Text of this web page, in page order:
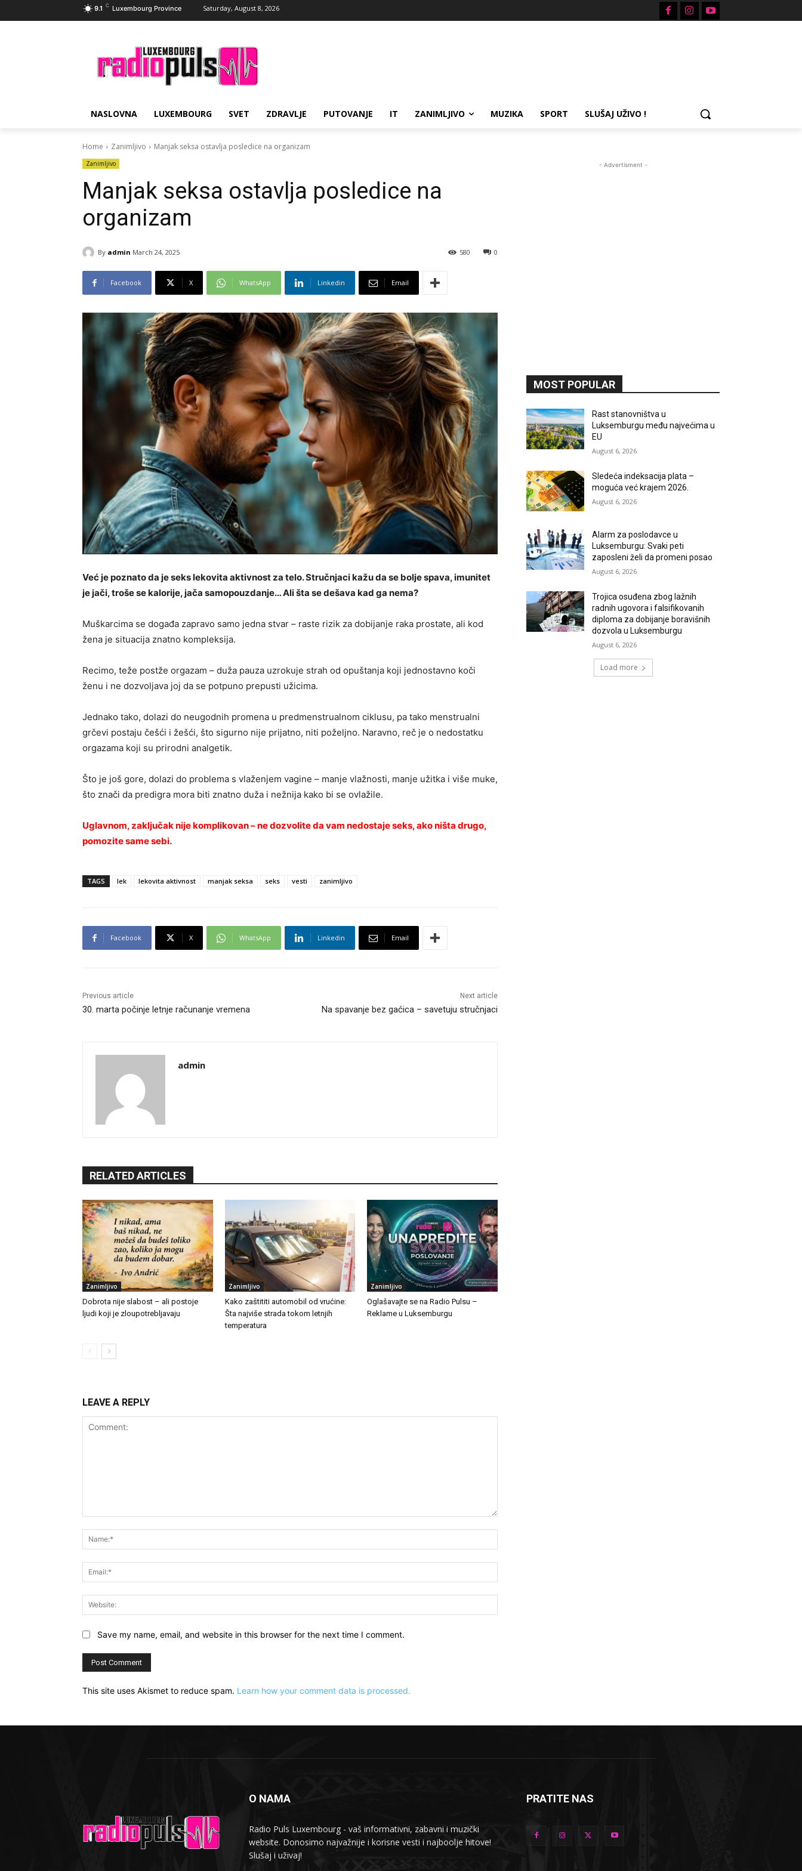
9.1 C Luxembourg Province Saturday, August 8, 2026
NASLOVNA LUXEMBOURG SVET ZDRAVLJE PUTOVANJE IT ZANIMLJIVO MUZIKA SPORT SLUŠAJ UŽIVO !
Home Zanimljivo Manjak seksa ostavlja posledice na organizam
Zanimljivo
Manjak seksa ostavlja posledice na
organizam
By admin March 24, 2025 0
580
Facebook X WhatsApp Linkedin Email
Već je poznato da je seks lekovita aktivnost za telo. Stručnjaci kažu da se bolje spava, imunitet
je jači, troše se kalorije, jača samopouzdanje… Ali šta se dešava kad ga nema?
Muškarcima se događa zapravo samo jedna stvar – raste rizik za dobijanje raka prostate, ali kod
žena je situacija znatno kompleksija.
Recimo, teže postže orgazam – duža pauza uzrokuje strah od opuštanja koji jednostavno koči
ženu i ne dozvoljava joj da se potpuno prepusti užicima.
Jednako tako, dolazi do neugodnih promena u predmenstrualnom ciklusu, pa tako menstrualni
grčevi postaju češći i žešći, što sigurno nije prijatno, niti poželjno. Naravno, reč je o nedostatku
orgazama koji su prirodni analgetik.
Što je još gore, dolazi do problema s vlaženjem vagine – manje vlažnosti, manje užitka i više muke,
što znači da predigra mora biti znatno duža i nežnija kako bi se ovlažile.
Uglavnom, zaključak nije komplikovan – ne dozvolite da vam nedostaje seks, ako ništa drugo,
pomozite same sebi.
TAGS lek lekovita aktivnost manjak seksa seks vesti zanimljivo
Facebook X WhatsApp Linkedin Email
Previous article
30. marta počinje letnje računanje vremena
Next article
Na spavanje bez gaćica – savetuju stručnjaci
admin
RELATED ARTICLES
Zanimljivo
Dobrota nije slabost – ali postoje
ljudi koji je zloupotrebljavaju
Zanimljivo
Kako zaštititi automobil od vrućine:
Šta najviše strada tokom letnjih
temperatura
Zanimljivo
Oglašavajte se na Radio Pulsu –
Reklame u Luksemburgu
LEAVE A REPLY
Save my name, email, and website in this browser for the next time I comment.
This site uses Akismet to reduce spam. Learn how your comment data is processed.
- Advertisment -
MOST POPULAR
Rast stanovništva u
Luksemburgu među najvećima u
EU
August 6, 2026
Sledeća indeksacija plata –
moguća već krajem 2026.
August 6, 2026
Alarm za poslodavce u
Luksemburgu: Svaki peti
zaposleni želi da promeni posao
August 6, 2026
Trojica osuđena zbog lažnih
radnih ugovora i falsifikovanih
diploma za dobijanje boravišnih
dozvola u Luksemburgu
August 6, 2026
Load more
O NAMA
Radio Puls Luxembourg - vaš informativni, zabavni i muzički
website. Donosimo najvažnije i korisne vesti i najboolje hitove!
Slušaj i uživaj!
PRATITE NAS